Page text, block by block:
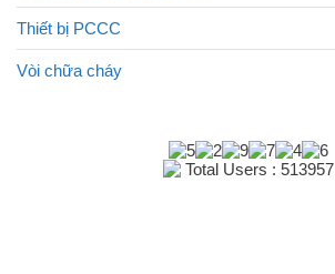
Thiết bị PCCC
Vòi chữa cháy
Total Users : 513957